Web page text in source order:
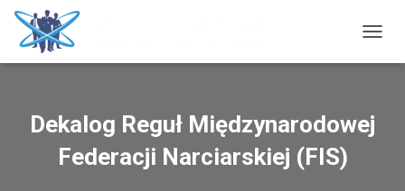
Dekalog Reguł Międzynarodowej
Federacji Narciarskiej (FIS)